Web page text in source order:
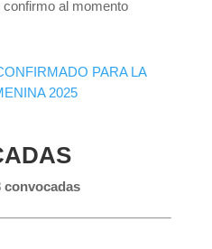
al momento
PARA LA
2025
convocadas